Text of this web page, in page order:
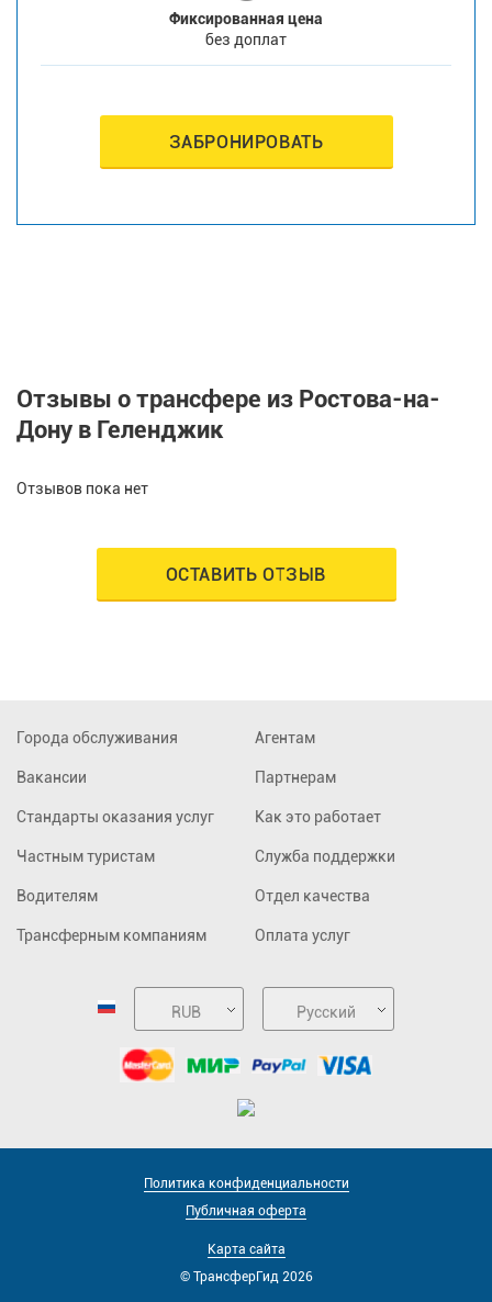
Фиксированная цена
без доплат
ЗАБРОНИРОВАТЬ
Отзывы о трансфере из Ростова-на-
Дону в Геленджик
Отзывов пока нет
ОСТАВИТЬ ОТЗЫВ
Города обслуживания
Вакансии
Стандарты оказания услуг
Частным туристам
Водителям
Трансферным компаниям
Агентам
Партнерам
Как это работает
Служба поддержки
Отдел качества
Оплата услуг
RUB Русский
Политика конфиденциальности
Публичная оферта
Карта сайта
© ТрансферГид 2026